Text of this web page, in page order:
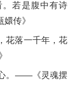
若是腹中有诗
传》
花落一千年，花
。——《灵魂摆